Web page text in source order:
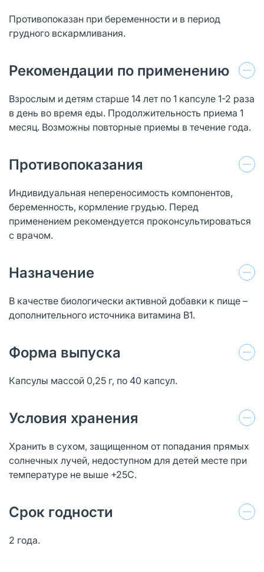
Противопоказан при беременности и в период
грудного вскармливания.
Рекомендации по применению
Взрослым и детям старше 14 лет по 1 капсуле 1-2 раза
в день во время еды. Продолжительность приема 1
месяц. Возможны повторные приемы в течение года.
Противопоказания
Индивидуальная непереносимость компонентов,
беременность, кормление грудью. Перед
применением рекомендуется проконсультироваться
с врачом.
Назначение
В качестве биологически активной добавки к пище –
дополнительного источника витамина В1.
Форма выпуска
Капсулы массой 0,25 г, по 40 капсул.
Условия хранения
Хранить в сухом, защищенном от попадания прямых
солнечных лучей, недоступном для детей месте при
температуре не выше +25С.
Срок годности
2 года.